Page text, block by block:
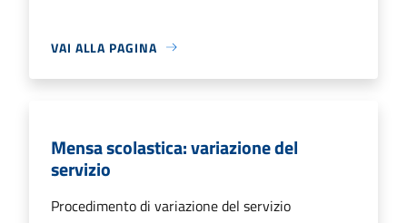
VAI ALLA PAGINA
Mensa scolastica: variazione del
servizio
Procedimento di variazione del servizio